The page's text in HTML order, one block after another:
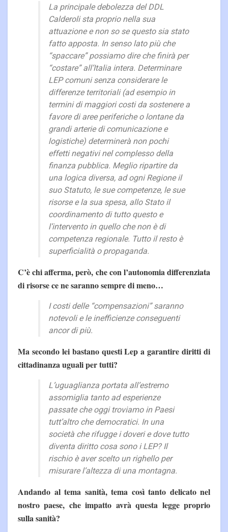
La principale debolezza del DDL
Calderoli sta proprio nella sua
attuazione e non so se questo sia stato
fatto apposta. In senso lato più che
“spaccare” possiamo dire che finirà per
“costare” all’Italia intera. Determinare
LEP comuni senza considerare le
differenze territoriali (ad esempio in
termini di maggiori costi da sostenere a
favore di aree periferiche o lontane da
grandi arterie di comunicazione e
logistiche) determinerà non pochi
effetti negativi nel complesso della
finanza pubblica. Meglio ripartire da
una logica diversa, ad ogni Regione il
suo Statuto, le sue competenze, le sue
risorse e la sua spesa, allo Stato il
coordinamento di tutto questo e
l’intervento in quello che non è di
competenza regionale. Tutto il resto è
superficialità o propaganda.
C’è chi afferma, però, che con l’autonomia differenziata
di risorse ce ne saranno sempre di meno…
I costi delle “compensazioni” saranno
notevoli e le inefficienze conseguenti
ancor di più.
Ma secondo lei bastano questi Lep a garantire diritti di
cittadinanza uguali per tutti?
L’uguaglianza portata all’estremo
assomiglia tanto ad esperienze
passate che oggi troviamo in Paesi
tutt’altro che democratici. In una
società che rifugge i doveri e dove tutto
diventa diritto cosa sono i LEP? Il
rischio è aver scelto un righello per
misurare l’altezza di una montagna.
Andando al tema sanità, tema così tanto delicato nel
nostro paese, che impatto avrà questa legge proprio
sulla sanità?